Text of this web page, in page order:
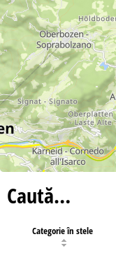
Caută…
Categorie în stele